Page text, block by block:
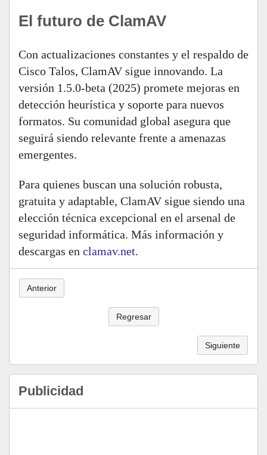
El futuro de ClamAV
Con actualizaciones constantes y el respaldo de
Cisco Talos, ClamAV sigue innovando. La
versión 1.5.0-beta (2025) promete mejoras en
detección heurística y soporte para nuevos
formatos. Su comunidad global asegura que
seguirá siendo relevante frente a amenazas
emergentes.
Para quienes buscan una solución robusta,
gratuita y adaptable, ClamAV sigue siendo una
elección técnica excepcional en el arsenal de
seguridad informática. Más información y
descargas en clamav.net.
Anterior
Regresar
Siguiente
Publicidad